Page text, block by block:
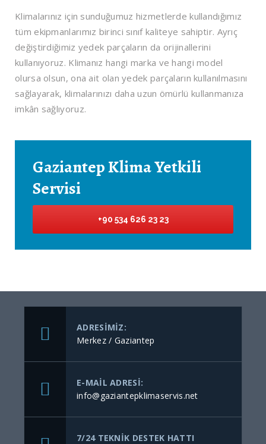
Klimalarınız için sunduğumuz hizmetlerde kullandığımız
tüm ekipmanlarımız birinci sınıf kaliteye sahiptir. Ayrıç
değiştirdiğimiz yedek parçaların da orijinallerini
kullanıyoruz. Klimanız hangi marka ve hangi model
olursa olsun, ona ait olan yedek parçaların kullanılmasını
sağlayarak, klimalarınızı daha uzun ömürlü kullanmanıza
imkân sağlıyoruz.
Gaziantep Klima Yetkili
Servisi
+90 534 626 23 23
ADRESIMIZ:
Merkez / Gaziantep
E-MAIL ADRESI:
info@gaziantepklimaservis.net
7/24 TEKNIK DESTEK HATTI